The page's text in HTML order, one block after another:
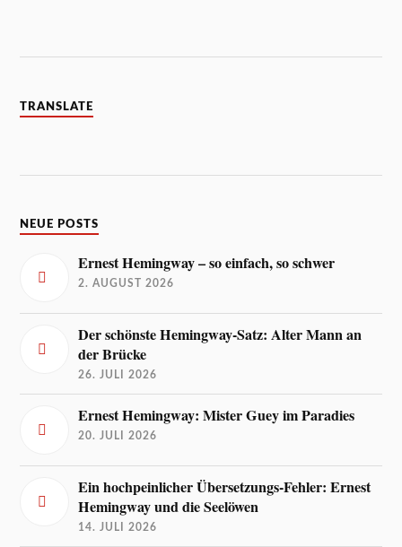
TRANSLATE
NEUE POSTS
Ernest Hemingway – so einfach, so schwer
2. AUGUST 2026
Der schönste Hemingway-Satz: Alter Mann an
der Brücke
26. JULI 2026
Ernest Hemingway: Mister Guey im Paradies
20. JULI 2026
Ein hochpeinlicher Übersetzungs-Fehler: Ernest
Hemingway und die Seelöwen
14. JULI 2026